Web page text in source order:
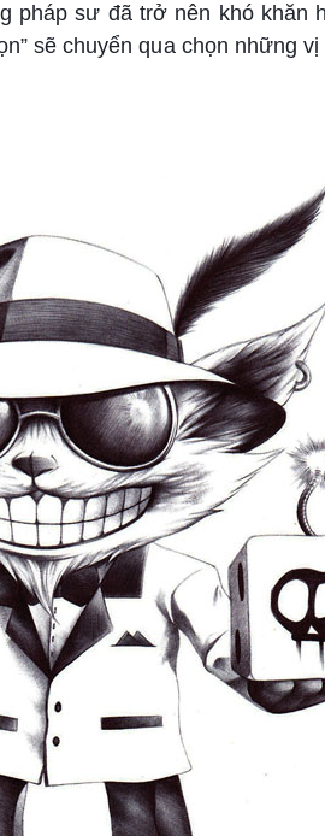
pháp sư đã trở nên khó khăn
sẽ chuyển qua chọn những